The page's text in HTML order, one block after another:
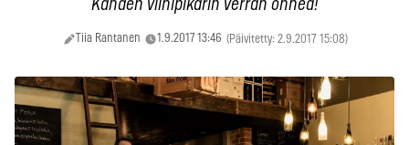
Kahden viinipikarin verran onnea!
Tiia Rantanen 1.9.2017 13:46 (Päivitetty: 2.9.2017 15:08)